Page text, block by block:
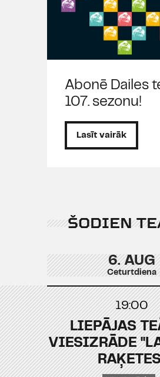
Abonē Dailes
107. sezonu!
Lasīt vairāk
ŠODIEN
6. AUG
Ceturtdiena
19:00
LIEPĀJAS
VIESIZRĀDE